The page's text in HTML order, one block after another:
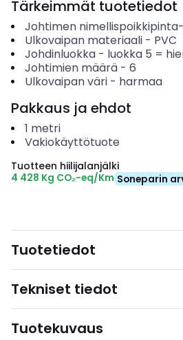
Tärkeimmät tuotetiedot
Johtimen
Ulkovaipan materiaali- PVC
Johdinluokka- luokka 5 =
Johtimien määrä- 6
Ulkovaipan väri- harmaa
Pakkaus ja ehdot
1 metri
Vakiokäyttötuote
Tuotteen hiilijalanjälki
4 428 Kg CO₂-eq/Km Soneparin
Tuotetiedot
Tekniset tiedot
Tuotekuvaus